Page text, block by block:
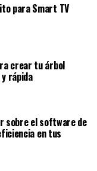
para Smart TV
crear tu árbol
rápida
sobre el software de
en tus